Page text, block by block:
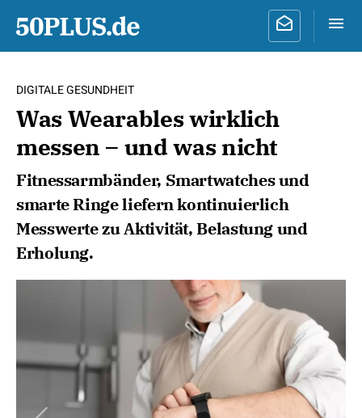
DIGITALE GESUNDHEIT
Was Wearables wirklich
messen – und was nicht
Fitnessarmbänder, Smartwatches und
smarte Ringe liefern kontinuierlich
Messwerte zu Aktivität, Belastung und
Erholung.